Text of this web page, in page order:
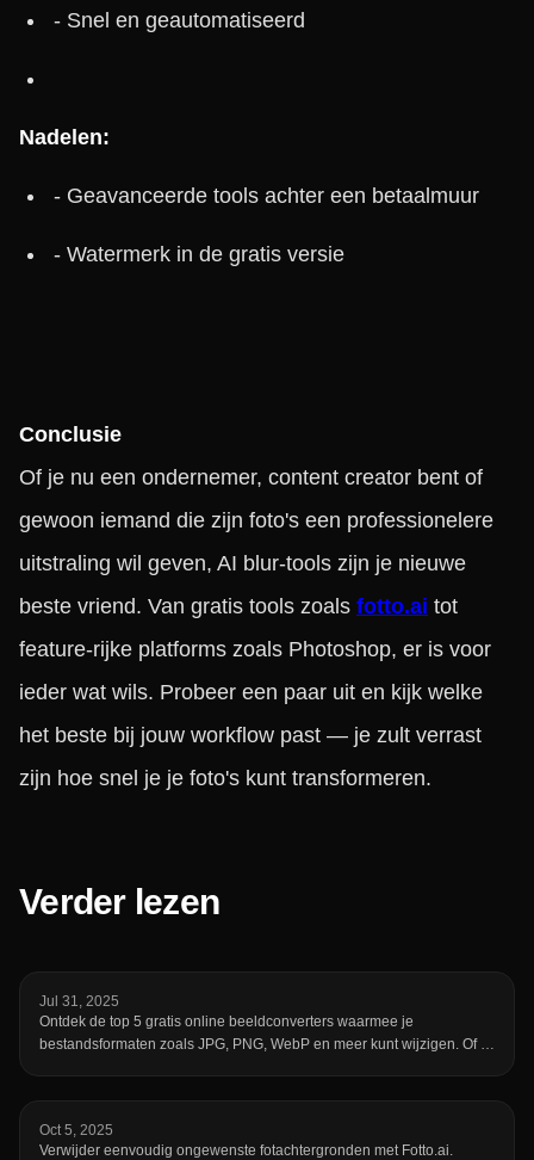
- Snel en geautomatiseerd
Nadelen:
- Geavanceerde tools achter een betaalmuur
- Watermerk in de gratis versie
Conclusie
Of je nu een ondernemer, content creator bent of
gewoon iemand die zijn foto's een professionelere
uitstraling wil geven, AI blur-tools zijn je nieuwe
beste vriend. Van gratis tools zoals fotto.ai tot
feature-rijke platforms zoals Photoshop, er is voor
ieder wat wils. Probeer een paar uit en kijk welke
het beste bij jouw workflow past — je zult verrast
zijn hoe snel je je foto's kunt transformeren.
Verder lezen
Jul 31, 2025
Ontdek de top 5 gratis online beeldconverters waarmee je
bestandsformaten zoals JPG, PNG, WebP en meer kunt wijzigen. Of je
Oct 5, 2025
Verwijder eenvoudig ongewenste fotachtergronden met Fotto.ai.